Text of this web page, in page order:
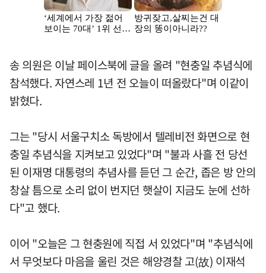
송 의원은 이날 페이스북에 글을 올려 "현충일 추념식에
참석했다. 자연스레 1년 전 오늘이 떠올랐다"며 이같이
밝혔다.
그는 "당시 서울구치소 독방에서 텔레비전 화면으로 현
충일 추념식을 지켜보고 있었다"며 "불과 사흘 전 당선
된 이재명 대통령의 추념사를 듣던 그 순간, 좁은 방 안의
창살 틈으로 소리 없이 번지던 햇살이 지금도 눈에 선하
다"고 했다.
이어 "오늘은 그 현충원에 직접 서 있었다"며 "추념식에
서 무엇보다 마음을 울린 것은 해양경찰 고(故) 이재석